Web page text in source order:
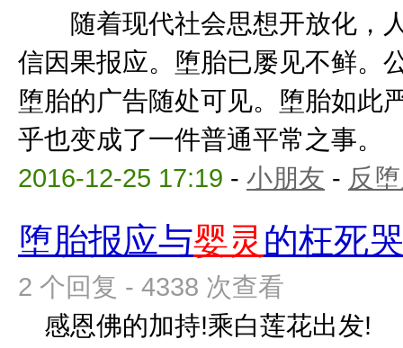
随着现代社会思想开放化，
信因果报应。堕胎已屡见不鲜。
堕胎的广告随处可见。堕胎如此
乎也变成了一件普通平常之事
2016-12-25 17:19 - 小朋友 - 反
堕胎报应与婴灵 的枉死
2 个回复 - 4338 次查看
感恩佛的加持!乘白莲花出发